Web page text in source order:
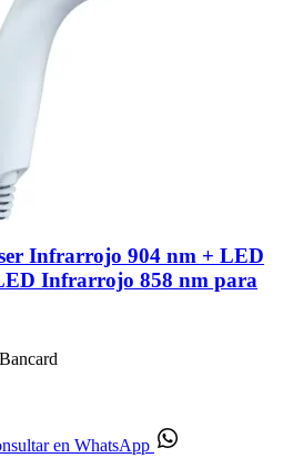
Infrarrojo 904 nm + LED
Infrarrojo 858 nm para
en WhatsApp